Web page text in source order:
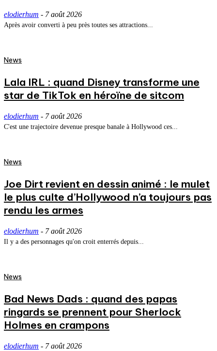
elodierhum - 7 août 2026
Après avoir converti à peu près toutes ses attractions...
News
Lala IRL : quand Disney transforme une
star de TikTok en héroïne de sitcom
elodierhum - 7 août 2026
C'est une trajectoire devenue presque banale à Hollywood ces...
News
Joe Dirt revient en dessin animé : le mulet
le plus culte d’Hollywood n’a toujours pas
rendu les armes
elodierhum - 7 août 2026
Il y a des personnages qu'on croit enterrés depuis...
News
Bad News Dads : quand des papas
ringards se prennent pour Sherlock
Holmes en crampons
elodierhum - 7 août 2026